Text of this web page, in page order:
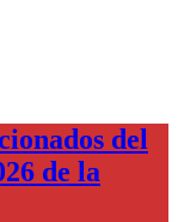
del
de la